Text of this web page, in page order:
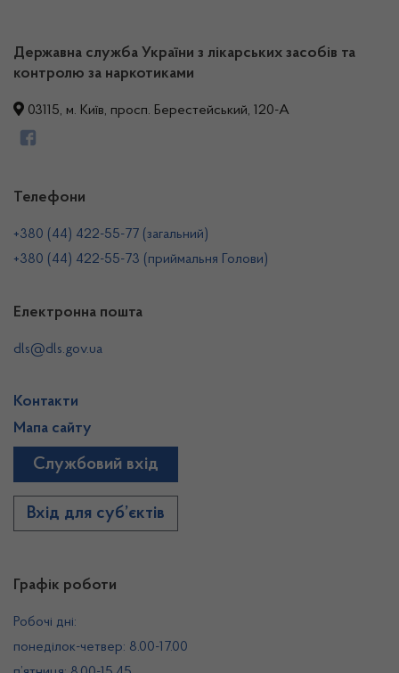
Державна служба України з лікарських засобів та
контролю за наркотиками
03115, м. Київ, просп. Берестейський, 120-А
Графік роботи
Робочі дні:
понеділок-четвер: 8.00-17.00
Телефони
+380 (44) 422-55-77 (загальний)
+380 (44) 422-55-73 (приймальня Голови)
Електронна пошта
dls@dls.gov.ua
Контакти
Мапа сайту
Службовий вхід
Вхід для суб’єктів